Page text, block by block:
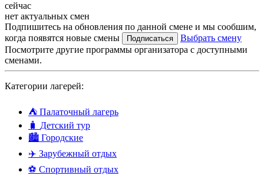
сейчас
нет актуальных смен
Подпишитесь на обновления по данной смене и мы сообшим,
когда появятся новые смены
Подписаться
Выбрать смену
Посмотрите другие программы организатора с доступными
сменами.
Категории лагерей:
⛺ Палаточный лагерь
🧳 Детский тур
🏙️ Городские
✈️ Зарубежный отдых
⚽ Спортивный отдых